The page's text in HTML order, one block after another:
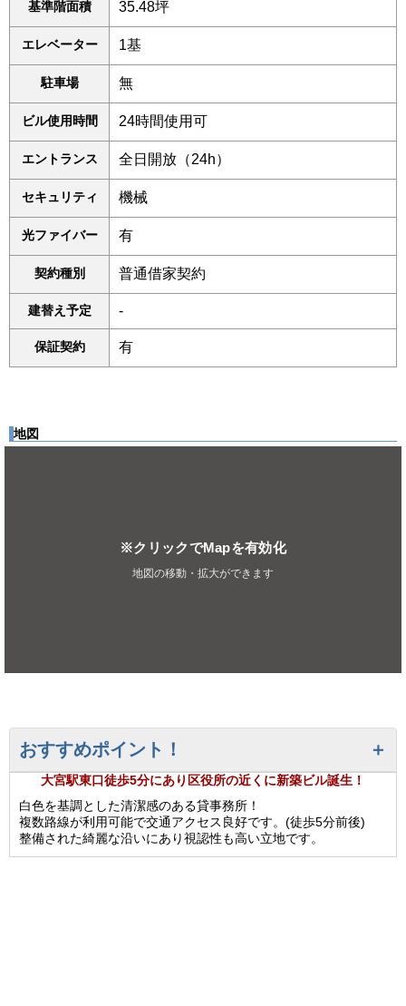
基準階面積 35.48坪
エレベーター 1基
駐車場 無
ビル使用時間 24時間使用可
エントランス 全日開放（24h）
セキュリティ 機械
光ファイバー 有
契約種別 普通借家契約
建替え予定 -
保証契約 有
地図
※クリックでMapを有効化
地図の移動・拡大ができます
おすすめポイント！
大宮駅東口徒歩5分にあり区役所の近くに新築ビル誕生！
白色を基調とした清潔感のある貸事務所！
複数路線が利用可能で交通アクセス良好です。(徒歩5分前後)
整備された綺麗な沿いにあり視認性も高い立地です。